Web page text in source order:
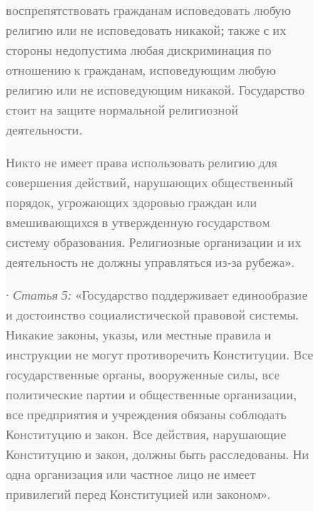
воспрепятствовать гражданам исповедовать любую
религию или не исповедовать никакой; также с их
стороны недопустима любая дискриминация по
отношению к гражданам, исповедующим любую
религию или не исповедующим никакой. Государство
стоит на защите нормальной религиозной
деятельности.
Никто не имеет права использовать религию для
совершения действий, нарушающих общественный
порядок, угрожающих здоровью граждан или
вмешивающихся в утвержденную государством
систему образования. Религиозные организации и их
деятельность не должны управляться из-за рубежа».
· Статья 5: «Государство поддерживает единообразие
и достоинство социалистической правовой системы.
Никакие законы, указы, или местные правила и
инструкции не могут противоречить Конституции. Все
государственные органы, вооруженные силы, все
политические партии и общественные организации,
все предприятия и учреждения обязаны соблюдать
Конституцию и закон. Все действия, нарушающие
Конституцию и закон, должны быть расследованы. Ни
одна организация или частное лицо не имеет
привилегий перед Конституцией или законом».